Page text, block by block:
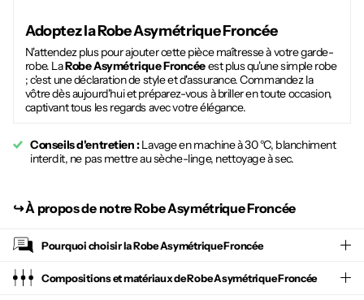
Adoptez laRobe Asymétrique Froncée
N'attendez plus pour ajouter cette pièce maîtresse à votre garde-
robe. LaRobe Asymétrique Froncéeest plus qu'une simple robe
; c'est une déclaration de style et d'assurance. Commandez la
vôtre dès aujourd'hui et préparez-vous à briller en toute occasion,
captivant tous les regards avec votre élégance.
Conseils d'entretien :Lavage en machine à 30 °C, blanchiment
interdit, ne pas mettre au sèche-linge, nettoyage à sec.
↪︎À propos de notre Robe Asymétrique Froncée
Pourquoi choisir laRobe Asymétrique Froncée
Compositions et matériaux de Robe Asymétrique Froncée